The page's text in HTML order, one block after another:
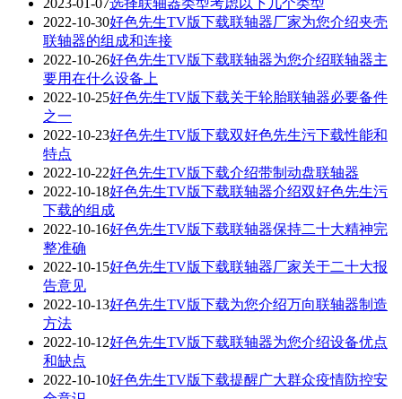
2023-01-07选择联轴器类型考虑以下几个类型
2022-10-30好色先生TV版下载联轴器厂家为您介绍夹壳
联轴器的组成和连接
2022-10-26好色先生TV版下载联轴器为您介绍联轴器主
要用在什么设备上
2022-10-25好色先生TV版下载关于轮胎联轴器必要备件
之一
2022-10-23好色先生TV版下载双好色先生污下载性能和
特点
2022-10-22好色先生TV版下载介绍带制动盘联轴器
2022-10-18好色先生TV版下载联轴器介绍双好色先生污
下载的组成
2022-10-16好色先生TV版下载联轴器保持二十大精神完
整准确
2022-10-15好色先生TV版下载联轴器厂家关于二十大报
告意见
2022-10-13好色先生TV版下载为您介绍万向联轴器制造
方法
2022-10-12好色先生TV版下载联轴器为您介绍设备优点
和缺点
2022-10-10好色先生TV版下载提醒广大群众疫情防控安